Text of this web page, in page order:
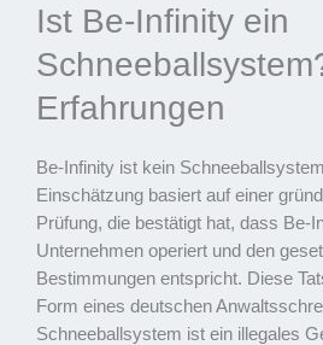
Ist Be-Infinity ein
Erfahrungen
Be-Infinity ist kein
Einschätzung basiert auf einer
Prüfung, die bestätigt hat, dass Be-
Unternehmen operiert und den
Bestimmungen entspricht. Diese
Form eines deutschen
Schneeballsystem ist ein illegales